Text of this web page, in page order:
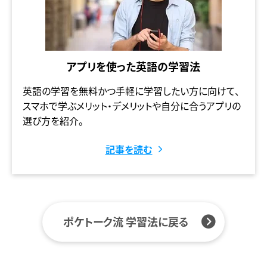
アプリを使った英語の学習法
英語の学習を無料かつ手軽に学習したい方に向けて、
スマホで学ぶメリット・デメリットや自分に合うアプリの
選び方を紹介。
記事を読む
ポケトーク流 学習法に戻る